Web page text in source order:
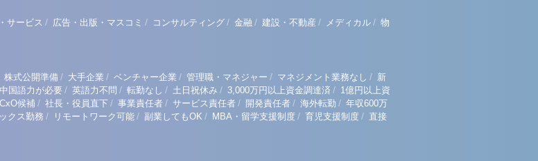
サービス / 広告・出版・マスコミ / コンサルティング / 金融 / 建設・不動産 / メディカル / 物
株式公開準備 / 大手企業 / ベンチャー企業 / 管理職・マネジャー / マネジメント業務なし / 新
中国語力が必要 / 英語力不問 / 転勤なし / 土日祝休み / 3,000万円以上資金調達済 / 1億円以上資
CxO候補 / 社長・役員直下 / 事業責任者 / サービス責任者 / 開発責任者 / 海外転勤 / 年収600万
クス勤務 / リモートワーク可能 / 副業してもOK / MBA・留学支援制度 / 育児支援制度 / 直接